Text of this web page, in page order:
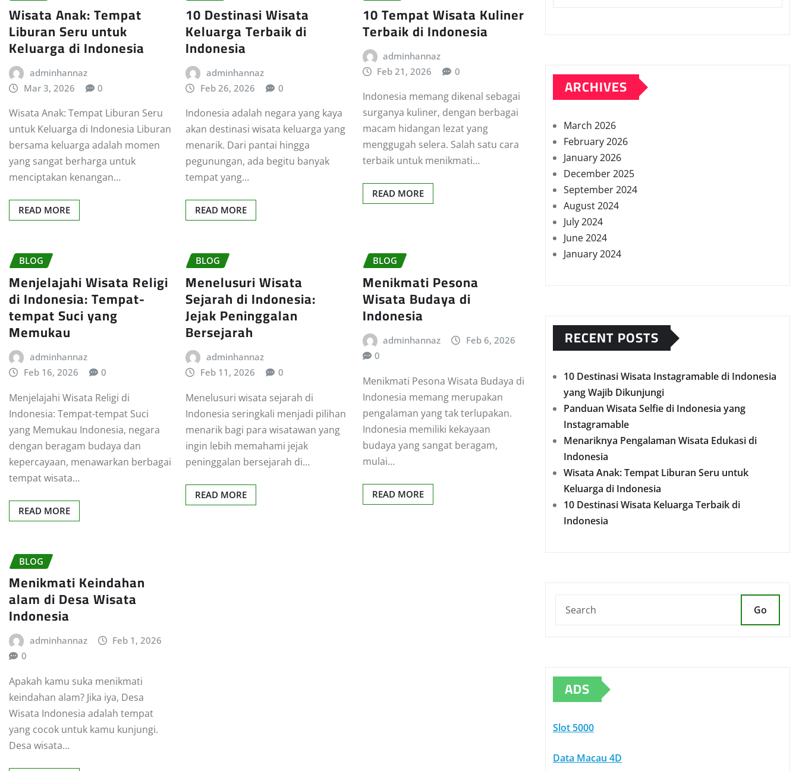
Wisata Anak: Tempat
Liburan Seru untuk
Keluarga di Indonesia
adminhannaz
Mar 3, 2026
0
Wisata Anak: Tempat Liburan Seru
untuk Keluarga di Indonesia Liburan
bersama keluarga adalah momen
yang sangat berharga untuk
menciptakan kenangan…
READ MORE
10 Destinasi Wisata
Keluarga Terbaik di
Indonesia
adminhannaz
Feb 26, 2026
0
Indonesia adalah negara yang kaya
akan destinasi wisata keluarga yang
menarik. Dari pantai hingga
pegunungan, ada begitu banyak
tempat yang…
READ MORE
10 Tempat Wisata Kuliner
Terbaik di Indonesia
adminhannaz
Feb 21, 2026
0
Indonesia memang dikenal sebagai
surganya kuliner, dengan berbagai
macam hidangan lezat yang
menggugah selera. Salah satu cara
terbaik untuk menikmati…
READ MORE
BLOG
Menjelajahi Wisata Religi
di Indonesia: Tempat-
tempat Suci yang
Memukau
adminhannaz
Feb 16, 2026
0
Menjelajahi Wisata Religi di
Indonesia: Tempat-tempat Suci
yang Memukau Indonesia, negara
dengan beragam budaya dan
kepercayaan, menawarkan berbagai
tempat wisata…
READ MORE
BLOG
Menelusuri Wisata
Sejarah di Indonesia:
Jejak Peninggalan
Bersejarah
adminhannaz
Feb 11, 2026
0
Menelusuri wisata sejarah di
Indonesia seringkali menjadi pilihan
menarik bagi para wisatawan yang
ingin lebih memahami jejak
peninggalan bersejarah di…
READ MORE
BLOG
Menikmati Pesona
Wisata Budaya di
Indonesia
adminhannaz
Feb 6, 2026
0
Menikmati Pesona Wisata Budaya di
Indonesia memang merupakan
pengalaman yang tak terlupakan.
Indonesia memiliki kekayaan
budaya yang sangat beragam,
mulai…
READ MORE
BLOG
Menikmati Keindahan
alam di Desa Wisata
Indonesia
adminhannaz
Feb 1, 2026
0
Apakah kamu suka menikmati
keindahan alam? Jika iya, Desa
Wisata Indonesia adalah tempat
yang cocok untuk kamu kunjungi.
Desa wisata…
ARCHIVES
March 2026
February 2026
January 2026
December 2025
September 2024
August 2024
July 2024
June 2024
January 2024
RECENT POSTS
10 Destinasi Wisata Instagramable di Indonesia
yang Wajib Dikunjungi
Panduan Wisata Selfie di Indonesia yang
Instagramable
Menariknya Pengalaman Wisata Edukasi di
Indonesia
Wisata Anak: Tempat Liburan Seru untuk
Keluarga di Indonesia
10 Destinasi Wisata Keluarga Terbaik di
Indonesia
Go
ADS
Slot 5000
Data Macau 4D